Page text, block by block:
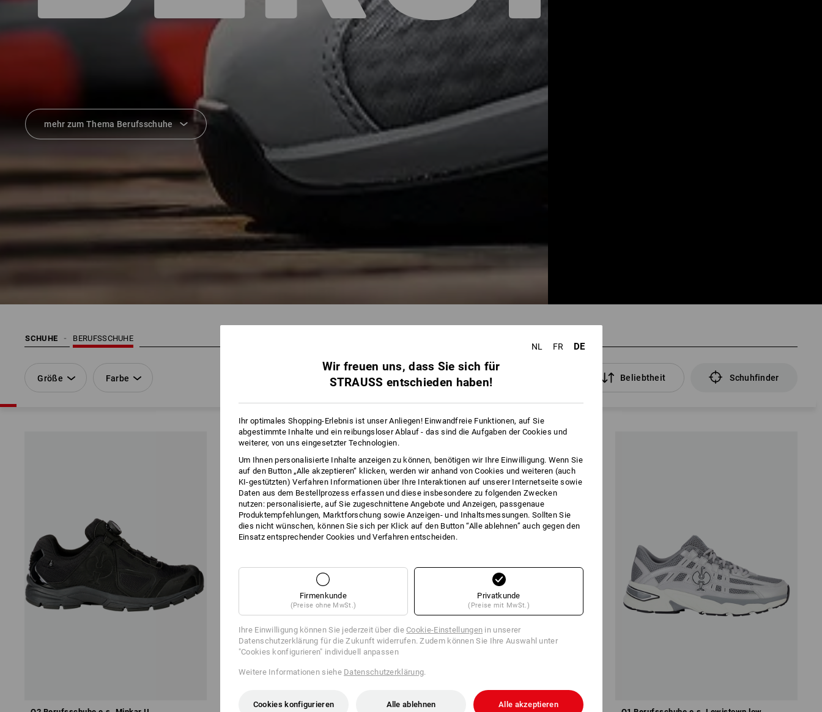
mehr zum Thema Berufsschuhe
SCHUHE BERUFSSCHUHE
Größe Farbe 49 Artikel Beliebtheit Schuhfinder
NL FR DE
Wir freuen uns, dass Sie sich für
STRAUSS entschieden haben!
Ihr optimales Shopping-Erlebnis ist unser Anliegen! Einwandfreie Funktionen, auf Sie
abgestimmte Inhalte und ein reibungsloser Ablauf - das sind die Aufgaben der Cookies und
weiterer, von uns eingesetzter Technologien.
Um Ihnen personalisierte Inhalte anzeigen zu können, benötigen wir Ihre Einwilligung. Wenn Sie
auf den Button „Alle akzeptieren“ klicken, werden wir anhand von Cookies und weiteren (auch
KI-gestützten) Verfahren Informationen über Ihre Interaktionen auf unserer Internetseite sowie
Daten aus dem Bestellprozess erfassen und diese insbesondere zu folgenden Zwecken
nutzen: personalisierte, auf Sie zugeschnittene Angebote und Anzeigen, passgenaue
Produktempfehlungen, Marktforschung sowie Anzeigen- und Inhaltsmessungen. Sollten Sie
dies nicht wünschen, können Sie sich per Klick auf den Button “Alle ablehnen” auch gegen den
Einsatz entsprechender Cookies und Verfahren entscheiden.
Firmenkunde
(Preise ohne MwSt.)
Privatkunde
(Preise mit MwSt.)
Ihre Einwilligung können Sie jederzeit über dieCookie-Einstellungen in unserer
Datenschutzerklärung für die Zukunft widerrufen. Zudem können Sie Ihre Auswahl unter
"Cookies konfigurieren" individuell anpassen
Weitere Informationen siehe Datenschutzerklärung.
Cookies konfigurieren Alle ablehnen Alle akzeptieren